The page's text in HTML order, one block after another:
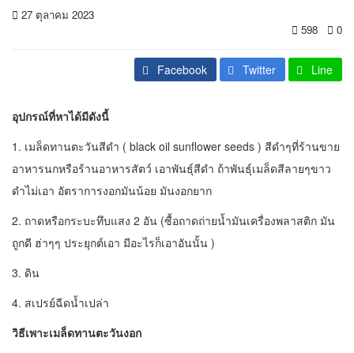
27 ตุลาคม 2023
598
0
Facebook Twitter Line
อุปกรณ์ที่หาได้มีดังนี้
1. เมล็ดทานตะวันสีดำ ( black oil sunflower seeds ) สีดำๆที่ร้านขาย
อาหารนกหรือร้านอาหารสัตว์ เอาพันธุ์สีดำ ถ้าพันธุ์เมล็ดสีลายๆขาว
ดำไม่เอา อัตราการงอกมันน้อย มันงอกยาก
2. ถาดหรือกระบะทึบแสง 2 อัน (ซื้อถาดถ่ายน้ำมันเครื่องพลาสติก มัน
ถูกดี ฮ่าๆๆ ประยุกต์เอา มีอะไรก็เอาอันนั้น )
3. ดิน
4. สเปรย์ฉีดน้ำเปล่า
วิธีเพาะเมล็ดทานตะวันงอก